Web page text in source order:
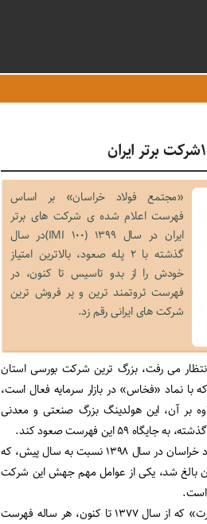
«مجتمع فولاد خراسان» بر اساس
فهرست اعلام شده ی شرکت های برتر
ایران در سال ١٣٩٩ (IMI ۱۰۰)در سال
گذشته با ٢ پله صعود، بالاترین امتیاز
خودش را از بدو تاسیس تا کنون، در
فهرست ثروتمند ترین و پر فروش ترین
شرکت های ایرانی رقم زد.
که انتظار می رفت، بزرگ ترین شرکت بورسی استان
نماد «فخاس» در بازار سرمایه فعال است،
آن، این هولدینگ بزرگ صنعتی و معدنی
▫️رشد خیره کننده نزدیک ۵٠درصدی فروش مجتمع فولاد خراسان در سال ١٣٩٨ نسبت به سال پیش، که
تومانی سال ٩٧ به ۴۵٢٧میلیاردتومان بالغ شد، یکی از عوامل مهم جهش این شرکت
▫️سازمان مدیریت صنعتی «وزارت صنعت، معدن و تجارت» که از سال ۱۳۷۷ تا کنون، هر ساله فهرست